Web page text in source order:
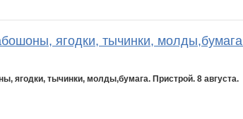
ягодки, тычинки,
ягодки, тычинки, молды,бумага. Пристрой. 8 августа.